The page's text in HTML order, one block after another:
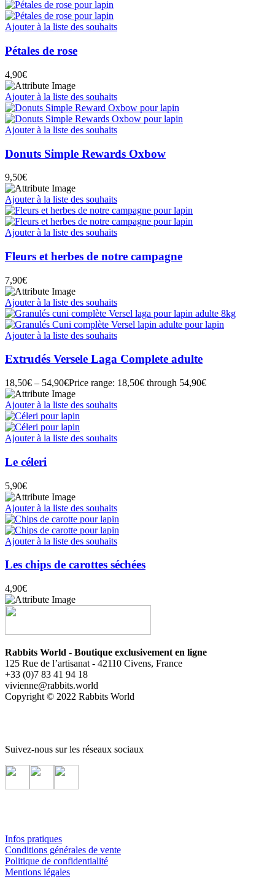
Ajouter à la liste des souhaits
Pétales de rose
4,90€
Ajouter à la liste des souhaits
Ajouter à la liste des souhaits
Donuts Simple Rewards Oxbow
9,50€
Ajouter à la liste des souhaits
Ajouter à la liste des souhaits
Fleurs et herbes de notre campagne
7,90€
Ajouter à la liste des souhaits
Ajouter à la liste des souhaits
Extrudés Versele Laga Complete adulte
18,50€ – 54,90€Price range: 18,50€ through 54,90€
Ajouter à la liste des souhaits
Ajouter à la liste des souhaits
Le céleri
5,90€
Ajouter à la liste des souhaits
Ajouter à la liste des souhaits
Les chips de carottes séchées
4,90€
Rabbits World - Boutique exclusivement en ligne
125 Rue de l’artisanat - 42110 Civens, France
+33 (0)7 83 41 94 18
vivienne@rabbits.world
Copyright © 2022 Rabbits World
Suivez-nous sur les réseaux sociaux
Infos pratiques
Conditions générales de vente
Politique de confidentialité
Mentions légales